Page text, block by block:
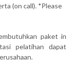
(on call). *Please
paket in
pelatihan dapat